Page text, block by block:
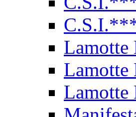
Lamotte
Lamotte
Lamotte